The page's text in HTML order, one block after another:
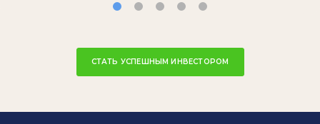
СТАТЬ УСПЕШНЫМ ИНВЕСТОРОМ